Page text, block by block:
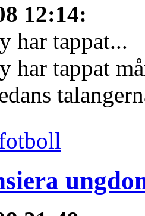
12:14:
har tappat...
har tappat